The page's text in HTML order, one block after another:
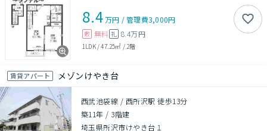
8.4万円 /管理費3,000円
敷 無料 礼 8.4万円
1LDK/47.25㎡ / 2階
賃貸アパート メゾンけやき台
西武池袋線 / 西所沢駅 徒歩13分
築11年 / 3階建
埼玉県所沢市けやき台１